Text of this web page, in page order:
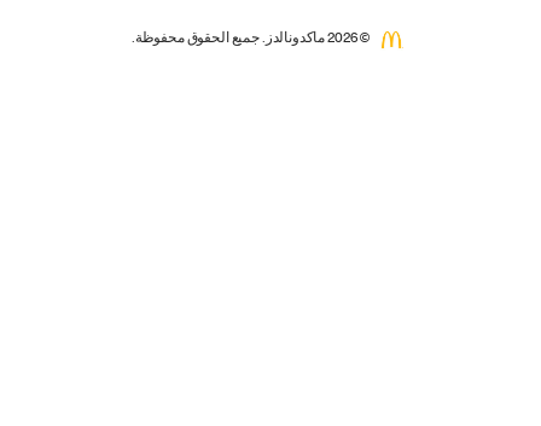
© 2026 ماكدونالدز. جميع الحقوق محفوظة.